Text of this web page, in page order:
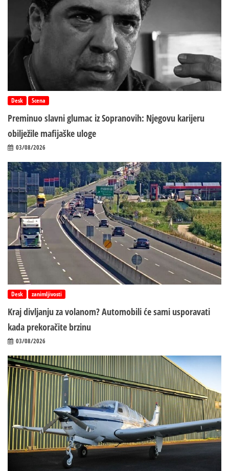
Desk Scena
Preminuo slavni glumac iz Sopranovih: Njegovu karijeru
obilježile mafijaške uloge
03/08/2026
Desk zanimljivosti
Kraj divljanju za volanom? Automobili će sami usporavati
kada prekoračite brzinu
03/08/2026